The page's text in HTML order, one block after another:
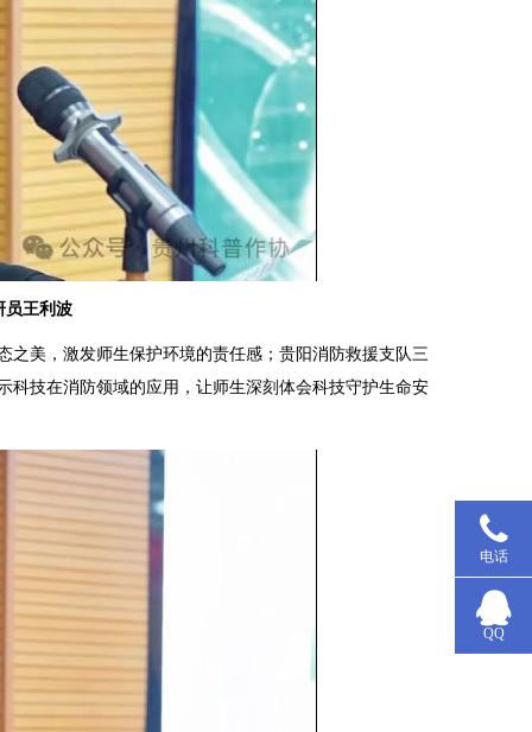
员王利波
美，激发师生保护环境的责任感；贵阳消防救援支队三
科技在消防领域的应用，让师生深刻体会科技守护生命安
电话
QQ